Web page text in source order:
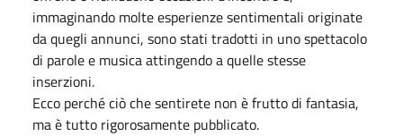
immaginando molte esperienze sentimentali originate
da quegli annunci, sono stati tradotti in uno spettacolo
di parole e musica attingendo a quelle stesse
inserzioni.
Ecco perché ciò che sentirete non è frutto di fantasia,
ma è tutto rigorosamente pubblicato.